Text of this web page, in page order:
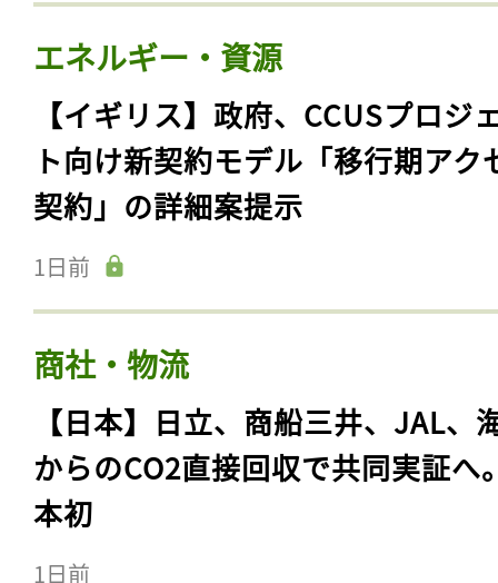
エネルギー・資源
【イギリス】政府、CCUSプロジ
ト向け新契約モデル「移行期アク
契約」の詳細案提示
1日前
商社・物流
【日本】日立、商船三井、JAL、
からのCO2直接回収で共同実証へ
本初
1日前